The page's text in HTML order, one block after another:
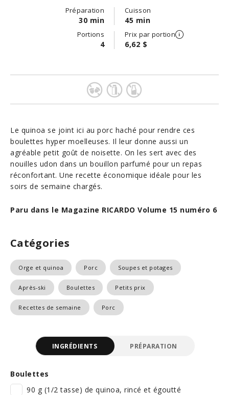
Préparation
30 min
Cuisson
45 min
Portions
4
Prix par portion
6,62 $
Le quinoa se joint ici au porc haché pour rendre ces
boulettes hyper moelleuses. Il leur donne aussi un
agréable petit goût de noisette. On les sert avec des
nouilles udon dans un bouillon parfumé pour un repas
réconfortant. Une recette économique idéale pour les
soirs de semaine chargés.
Paru dans le Magazine RICARDO Volume 15 numéro 6
Catégories
Orge et quinoa Porc Soupes et potages
Après-ski Boulettes Petits prix
Recettes de semaine Porc
INGRÉDIENTS PRÉPARATION
Boulettes
90 g (1/2 tasse) de quinoa, rincé et égoutté